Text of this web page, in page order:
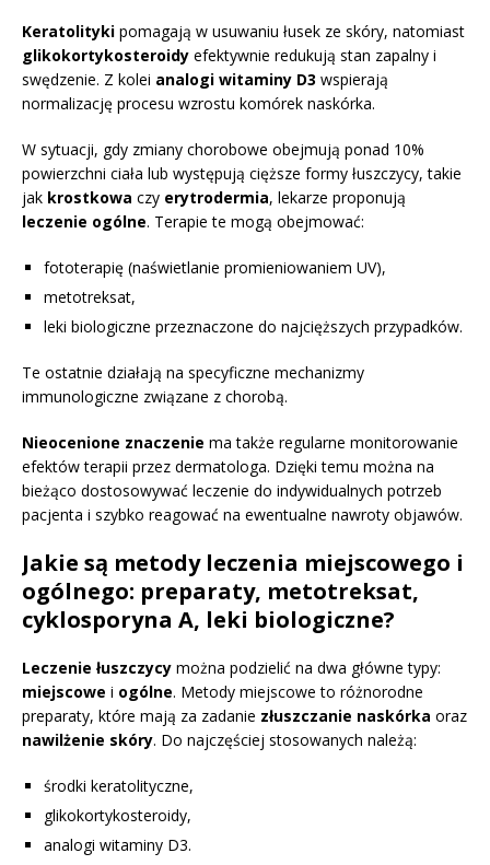
Keratolityki pomagają w usuwaniu łusek ze skóry, natomiast
glikokortykosteroidy efektywnie redukują stan zapalny i
swędzenie. Z kolei analogi witaminy D3 wspierają
normalizację procesu wzrostu komórek naskórka.
W sytuacji, gdy zmiany chorobowe obejmują ponad 10%
powierzchni ciała lub występują cięższe formy łuszczycy, takie
jak krostkowa czy erytrodermia, lekarze proponują
leczenie ogólne. Terapie te mogą obejmować:
fototerapię (naświetlanie promieniowaniem UV),
metotreksat,
leki biologiczne przeznaczone do najcięższych przypadków.
Te ostatnie działają na specyficzne mechanizmy
immunologiczne związane z chorobą.
Nieocenione znaczenie ma także regularne monitorowanie
efektów terapii przez dermatologa. Dzięki temu można na
bieżąco dostosowywać leczenie do indywidualnych potrzeb
pacjenta i szybko reagować na ewentualne nawroty objawów.
Jakie są metody leczenia miejscowego i
ogólnego: preparaty, metotreksat,
cyklosporyna A, leki biologiczne?
Leczenie łuszczycy można podzielić na dwa główne typy:
miejscowe i ogólne. Metody miejscowe to różnorodne
preparaty, które mają za zadanie złuszczanie naskórka oraz
nawilżenie skóry. Do najczęściej stosowanych należą:
środki keratolityczne,
glikokortykosteroidy,
analogi witaminy D3.